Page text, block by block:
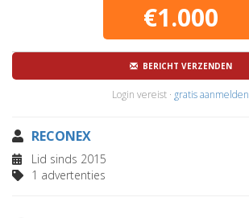
€1.000
BERICHT VERZENDEN
Login vereist · gratis aanmelden
RECONEX
Lid sinds 2015
1 advertenties